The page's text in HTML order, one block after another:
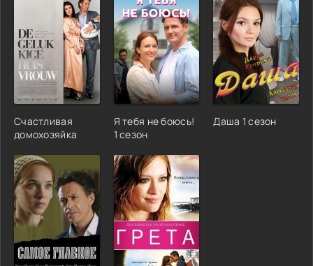
Счастливая
домохозяйка
Я тебя не боюсь!
1 сезон
Даша 1 сезон